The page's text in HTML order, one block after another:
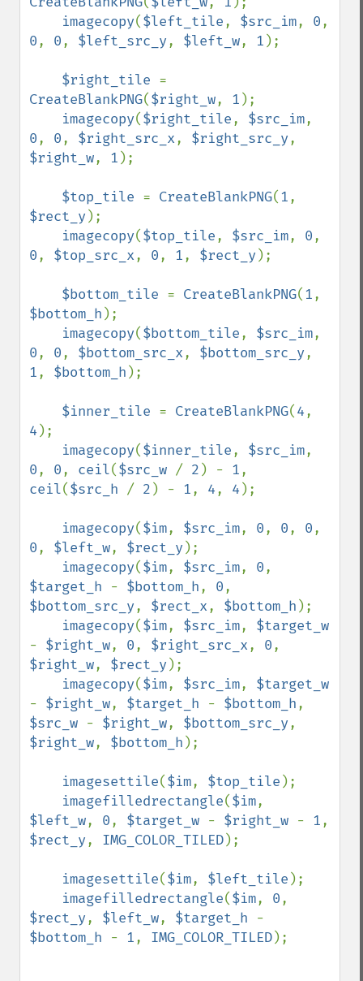
imagecopy($left_tile, $src_im, 0
0, 0, $left_src_y, $left_w, 1 );
$right_tile
CreateBlankPNG($right_w, 1 );
imagecopy($right_tile, $src_im
0, 0, $right_src_x, $right_src_y
$right_w, 1 );
$top_tile = CreateBlankPNG(1
$rect_y );
imagecopy($top_tile, $src_im, 0
0, $top_src_x, 0, 1, $rect_y );
$bottom_tile = CreateBlankPNG(1
$bottom_h );
imagecopy($bottom_tile, $src_im
0, 0, $bottom_src_x, $bottom_src_y
1, $bottom_h );
$inner_tile = CreateBlankPNG(4
4 );
imagecopy($inner_tile, $src_im
0, 0, ceil($src_w / 2 ) - 1
ceil($src_h / 2 ) - 1, 4, 4 );
imagecopy($im, $src_im, 0, 0, 0
0, $left_w, $rect_y );
imagecopy($im, $src_im, 0
$target_h - $bottom_h, 0
$bottom_src_y, $rect_x, $bottom_h );
imagecopy($im, $src_im,
- $right_w, 0, $right_src_x, 0
$right_w, $rect_y );
imagecopy($im, $src_im,
- $right_w, $target_h - $bottom_h
$src_w - $right_w, $bottom_src_y
$right_w, $bottom_h );
imagesettile($im, $top_tile );
imagefilledrectangle($im
$left_w, 0, $target_w - $right_w - 1
$rect_y, IMG_COLOR_TILED);
imagesettile($im, $left_tile );
imagefilledrectangle($im, 0
$rect_y, $left_w, $target_h
$bottom_h - 1, IMG_COLOR_TILED);